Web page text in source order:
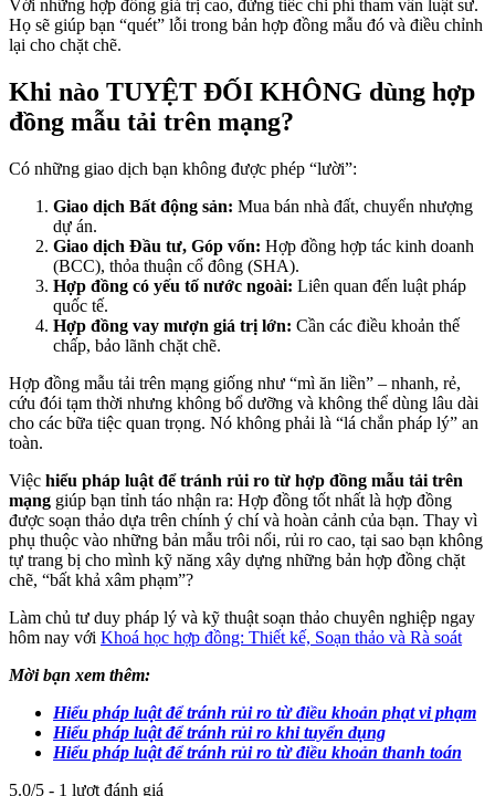
Với những hợp đồng giá trị cao, đừng tiếc chi phí tham vấn luật sư.
Họ sẽ giúp bạn “quét” lỗi trong bản hợp đồng mẫu đó và điều chỉnh
lại cho chặt chẽ.
Khi nào TUYỆT ĐỐI KHÔNG dùng hợp
đồng mẫu tải trên mạng?
Có những giao dịch bạn không được phép “lười”:
Giao dịch Bất động sản: Mua bán nhà đất, chuyển nhượng
dự án.
Giao dịch Đầu tư, Góp vốn: Hợp đồng hợp tác kinh doanh
(BCC), thỏa thuận cổ đông (SHA).
Hợp đồng có yếu tố nước ngoài: Liên quan đến luật pháp
quốc tế.
Hợp đồng vay mượn giá trị lớn: Cần các điều khoản thế
chấp, bảo lãnh chặt chẽ.
Hợp đồng mẫu tải trên mạng giống như “mì ăn liền” – nhanh, rẻ,
cứu đói tạm thời nhưng không bổ dưỡng và không thể dùng lâu dài
cho các bữa tiệc quan trọng. Nó không phải là “lá chắn pháp lý” an
toàn.
Việc hiểu pháp luật để tránh rủi ro từ hợp đồng mẫu tải trên
mạng giúp bạn tỉnh táo nhận ra: Hợp đồng tốt nhất là hợp đồng
được soạn thảo dựa trên chính ý chí và hoàn cảnh của bạn. Thay vì
phụ thuộc vào những bản mẫu trôi nổi, rủi ro cao, tại sao bạn không
tự trang bị cho mình kỹ năng xây dựng những bản hợp đồng chặt
chẽ, “bất khả xâm phạm”?
Làm chủ tư duy pháp lý và kỹ thuật soạn thảo chuyên nghiệp ngay
hôm nay với Khoá học hợp đồng: Thiết kế, Soạn thảo và Rà soát
Mời bạn xem thêm:
Hiểu pháp luật để tránh rủi ro từ điều khoản phạt vi phạm
Hiểu pháp luật để tránh rủi ro khi tuyển dụng
Hiểu pháp luật để tránh rủi ro từ điều khoản thanh toán
5.0/5 - 1 lượt đánh giá